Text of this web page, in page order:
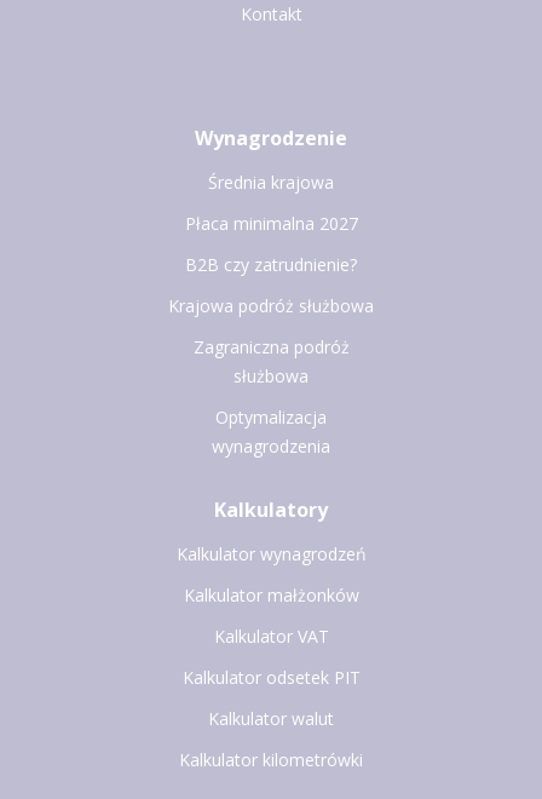
Kontakt
Wynagrodzenie
Średnia krajowa
Płaca minimalna 2027
B2B czy zatrudnienie?
Krajowa podróż służbowa
Zagraniczna podróż
służbowa
Optymalizacja
wynagrodzenia
Kalkulatory
Kalkulator wynagrodzeń
Kalkulator małżonków
Kalkulator VAT
Kalkulator odsetek PIT
Kalkulator walut
Kalkulator kilometrówki